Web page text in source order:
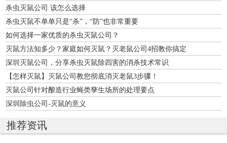
杀虫灭鼠公司 该怎么选择
杀虫灭鼠不单单只是“杀”，“防”也非常重要
如何选择一家优质的杀虫灭鼠公司？
灭鼠方法知多少？家庭如何灭鼠？灭老鼠公司4招教你搞定
深圳灭鼠公司，分享杀虫灭鼠除四害的消杀技术常识
【怎样灭鼠】灭鼠公司教您彻底消灭老鼠3步骤！
灭鼠公司针对酿造行业蝇类孳生场所的处理要点
深圳除虫公司-灭鼠的意义
推荐资讯